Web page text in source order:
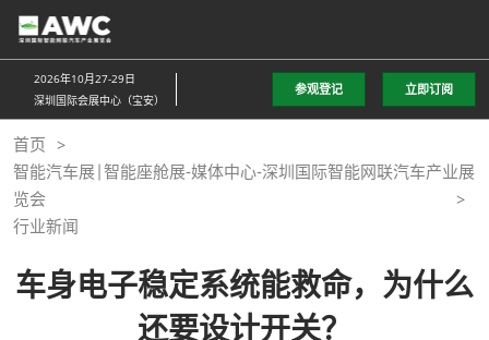
直
接
跳
至
内
容
2026年10月27-29日
深圳国际会展中心（宝安）
参观登记 立即订阅
首页
智能汽车展|智能座舱展-媒体中心-深圳国际智能网联汽车产业展
览会
行业新闻
车身电子稳定系统能救命，为什么
还要设计开关？